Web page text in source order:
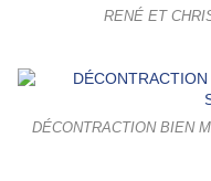
RENÉ ET
DÉCONTRACTION BIEN